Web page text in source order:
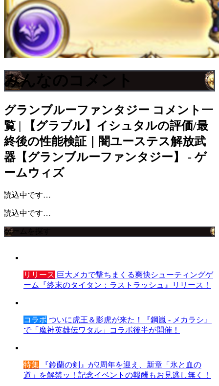
みんなのコメント
グランブルーファンタジー コメント一
覧 | 【グラブル】イシュタルの評価/最
終後の性能検証｜闇ユーステス解放武
器【グランブルーファンタジー】 - ゲ
ームウィズ
読込中です…
読込中です…
ゲームを探す
リリース 巨大メカで撃ちまくる爽快シューティングゲ
ーム『終末のタイタン：ラストラッシュ』リリース！
コラボ ついに虎王＆影虎が来た！『鋼嵐 - メカラシ』
で「魔神英雄伝ワタル」コラボ後半が開催！
特集 『鈴蘭の剣』が2周年を迎え、新章「氷と血の
道」を解禁ッ！記念イベントの報酬もお見逃し無く！